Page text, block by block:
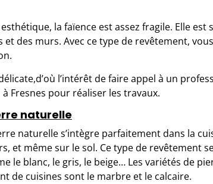
la faïence est assez fragile. Elle
des murs. Avec ce type de revêtement,
l’intérêt de faire appel à un
à Fresnes pour réaliser les travaux.
naturelle
naturelle s’intègre parfaitement dans la
et même sur le sol. Ce type de revêtement
le blanc, le gris, le beige… Les variétés de
de cuisines sont le marbre et le calcaire.